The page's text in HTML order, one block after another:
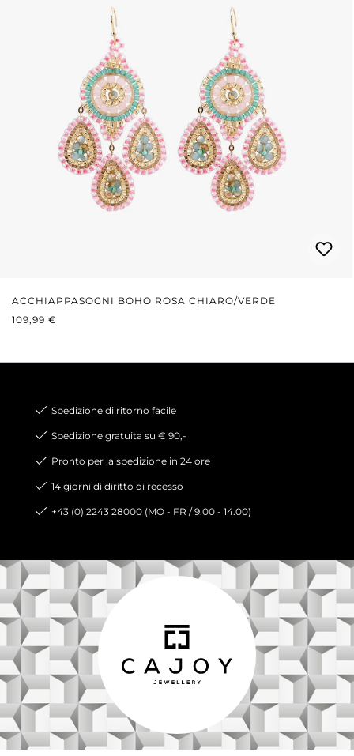
ACCHIAPPASOGNI BOHO ROSA CHIARO/VERDE
PREZZO NORMALE:
109,99 €
Spedizione di ritorno facile
Spedizione gratuita su € 90,-
Pronto per la spedizione in 24 ore
14 giorni di diritto di recesso
+43 (0) 2243 28000 (MO - FR / 9.00 - 14.00)